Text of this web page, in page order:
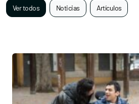
Ver todos Noticias Artículos